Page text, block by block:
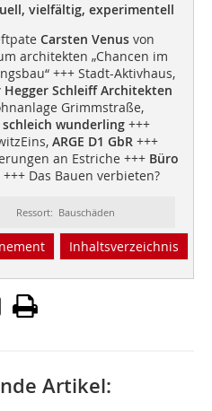
vielfältig, experimentell
Carsten Venusvon
architekten „Chancen im
+++ Stadt-Aktivhaus,
Hegger Schleiff Architekten
Grimmstraße,
wunderling+++
ARGE D1 GbR+++
an Estriche +++ Büro
+++ Das Bauen verbieten?
Ressort: Bauschäden
Inhaltsverzeichnis
Artikel: